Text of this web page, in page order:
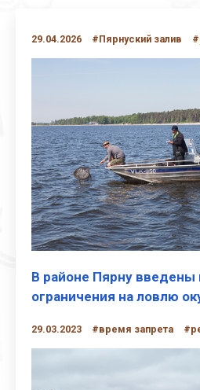
29.04.2026 #Пярнуский залив
В районе Пярну
ограничения на ловлю
29.03.2023 #время запрета